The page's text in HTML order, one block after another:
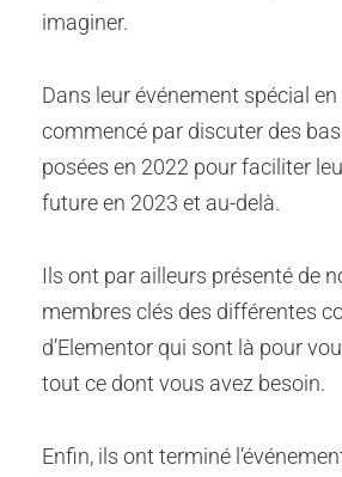
imaginer.
Dans leur événement spécial
commencé par discuter des
posées en 2022 pour faciliter
future en 2023 et au-delà.
Ils ont par ailleurs présenté de
membres clés des différentes
d’Elementor qui sont là pour
tout ce dont vous avez besoin.
Enfin, ils ont terminé